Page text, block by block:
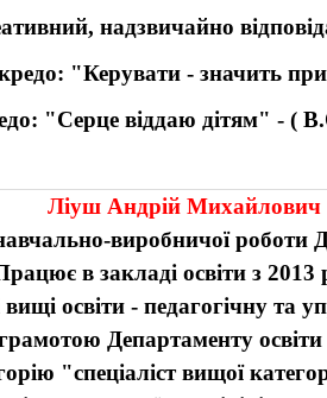
надзвичайно
"Керувати - значить
"Серце віддаю дітям" - (
Ліуш Андрій Михайлович
виробничої роботи
в закладі освіти з 2013
освіти - педагогічну та
Департаменту освіти
"спеціаліст вищої